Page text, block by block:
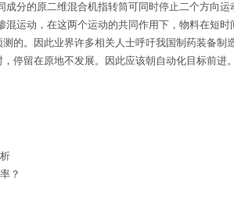
分的原二维混合机指转筒可同时停止二个方向运
运动，在这两个运动的共同作用下，物料在短时
的。因此业界许多相关人士呼吁我国制药装备制
停留在原地不发展。因此应该朝自动化目标前进
？